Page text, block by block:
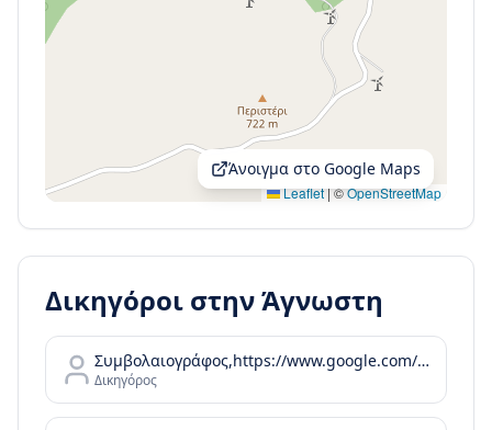
Leaflet|©OpenStreetMap
Άνοιγμα στο Google Maps
Δικηγόροι στηνΆγνωστη
Συμβολαιογράφος,https://www.google.com/maps/contrib/102269460360373694118,,,,,https://www.google.com/maps/place/%CE%91%CE%B3%CE%B3%CE%B5%CE%BB%CE%B9%CE%BA%CE%AE+%CE%91.+%CE%A0%CF%81%CE%AF%CF%86%CF%84%CE%B7%2C+%CE%A3%CF%85%CE%BC%CE%B2%CE%BF%CE%BB%CE%B1%CE%B9%CE%BF%CE%B3%CF%81%CE%AC%CF%86%CE%BF%CF%82/@37.0899085
Δικηγόρος